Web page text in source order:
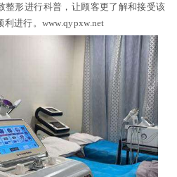
整形进行科普，让顾客更了解和接受该
进行。www.qypxw.net